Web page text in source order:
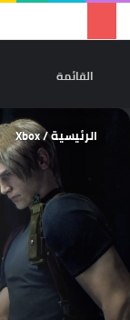
القائمة
الرئيسية/
Xbox